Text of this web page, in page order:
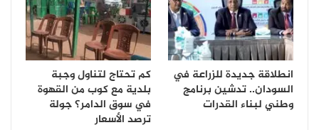
انطلاقة جديدة للزراعة في
السودان.. تدشين برنامج
وطني لبناء القدرات
كم تحتاج لتناول وجبة
بلدية مع كوب من القهوة
في سوق الدامر؟ جولة
ترصد الأسعار